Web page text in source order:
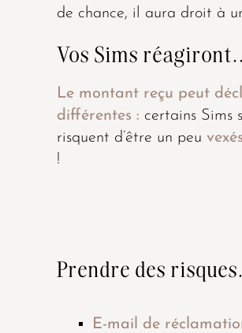
de chance, il aura droit à
Vos Sims
Le montant reçu peut
différentes : certains Sims
risquent d’être un peu vexés
!
Prendre des
E-mail de